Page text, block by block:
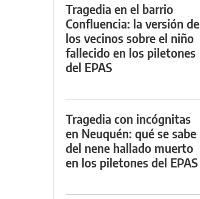
Tragedia en el barrio
Confluencia: la versión de
los vecinos sobre el niño
fallecido en los piletones
del EPAS
Tragedia con incógnitas
en Neuquén: qué se sabe
del nene hallado muerto
en los piletones del EPAS